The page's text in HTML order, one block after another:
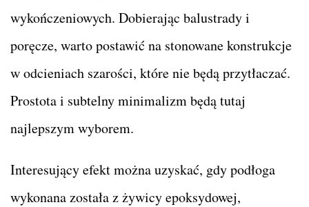
wykończeniowych. Dobierając balustrady i
poręcze, warto postawić na stonowane konstrukcje
w odcieniach szarości, które nie będą przytłaczać.
Prostota i subtelny minimalizm będą tutaj
najlepszym wyborem.
Interesujący efekt można uzyskać, gdy podłoga
wykonana została z żywicy epoksydowej,